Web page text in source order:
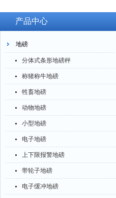
产品中心
地磅
分体式条形地磅秤
称猪称牛地磅
牲畜地磅
动物地磅
小型地磅
电子地磅
上下限报警地磅
带轮子地磅
电子缓冲地磅